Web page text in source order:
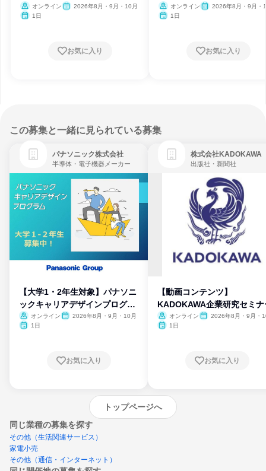
オンライン
2026年8月・9月・10月
1日
お気に入り
オンライン
2026年8月・9月・
1日
お気に入り
この募集と一緒に見られている募集
パナソニック株式会社
半導体・電子機器メーカー
【大学1・2年生対象】パナソニ
ックキャリアデザインプログラ
ム
オンライン
2026年8月・9月・10月
1日
お気に入り
株式会社KADOKAWA
出版社・新聞社
【動画コンテンツ】
KADOKAWA企業研究セミナ
オンライン
2026年8月・9月・
1日
お気に入り
トップページへ
同じ業種の募集を探す
その他（生活関連サービス）
家電小売
その他（通信・インターネット）